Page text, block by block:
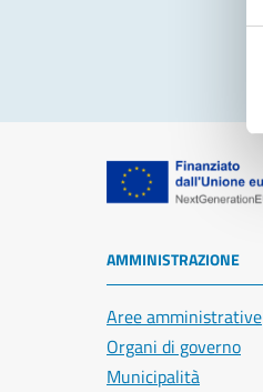
AMMINISTRAZIONE
Aree amministrative
Organi di governo
Municipalità